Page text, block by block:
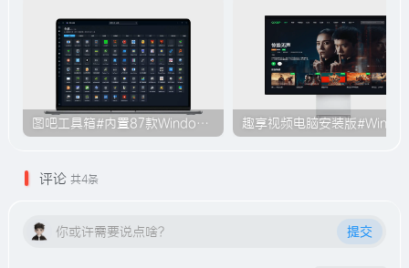
图吧工具箱#内置87款Windows系统使用工具#无需安装#B009
评论 共4条
你或许需要说点啥？ 提交